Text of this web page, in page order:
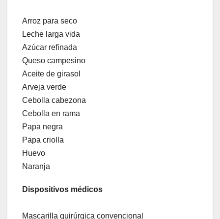
Arroz para seco
Leche larga vida
Azúcar refinada
Queso campesino
Aceite de girasol
Arveja verde
Cebolla cabezona
Cebolla en rama
Papa negra
Papa criolla
Huevo
Naranja
Dispositivos médicos
Mascarilla quirúrgica convencional